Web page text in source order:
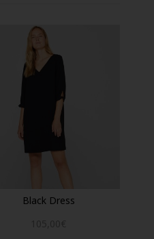
Black Dress